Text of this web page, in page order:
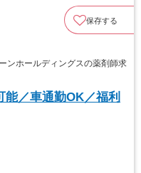
保存する
ンホールディングスの薬剤師求
能／車通勤OK／福利